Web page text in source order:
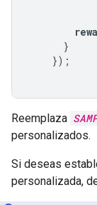
}
});
Reemplaza
personalizados.
Si deseas
personalizada,